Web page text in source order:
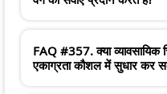
FAQ #357. क्या व्यावसायिक
एकाग्रता कौशल में सुधार कर